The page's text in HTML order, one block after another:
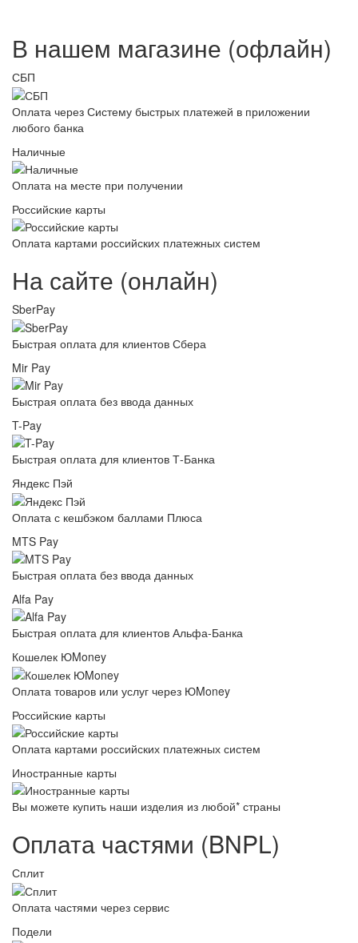
В нашем магазине (офлайн)
СБП
Оплата через Систему быстрых платежей в приложении
любого банка
Наличные
Оплата на месте при получении
Российские карты
Оплата картами российских платежных систем
На сайте (онлайн)
SberPay
Быстрая оплата для клиентов Сбера
Mir Pay
Быстрая оплата без ввода данных
T-Pay
Быстрая оплата для клиентов Т-Банка
Яндекс Пэй
Оплата с кешбэком баллами Плюса
MTS Pay
Быстрая оплата без ввода данных
Alfa Pay
Быстрая оплата для клиентов Альфа-Банка
Кошелек ЮMoney
Оплата товаров или услуг через ЮMoney
Российские карты
Оплата картами российских платежных систем
Иностранные карты
Вы можете купить наши изделия из любой* страны
Оплата частями (BNPL)
Сплит
Оплата частями через сервис
Подели